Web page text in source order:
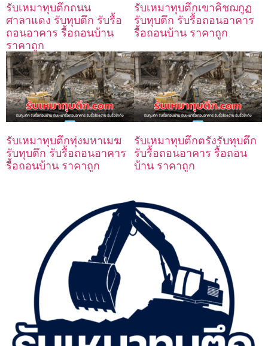
รับเหมาทุบตึกถนน
ศาลาแดง รับทุบตึก รับรื้อ
ถอนอาคาร รื้อถอนบ้าน
ราคาถูก
รับเหมาทุบตึกเขาคิชฌกูฏ
รับทุบตึก รับรื้อถอนอาคาร
รื้อถอนบ้าน ราคาถูก
รับเหมาทุบตึกทุ่งมหาเมฆ
รับทุบตึก รับรื้อถอนอาคาร
รื้อถอนบ้าน ราคาถูก
รับเหมาทุบตึกตรังรับทุบตึก
รับรื้อถอนอาคาร รื้อถอน
บ้าน ราคาถูก